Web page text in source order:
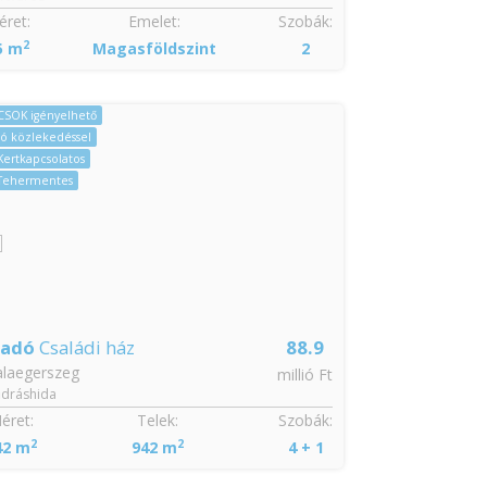
Szobák:
2
m2
Emelet:
Magasföldszint
igényelhető
közlekedéssel
88.9
millió Ft
Családi ház
Szobák:
4 + 1
m2
Telek:
942 m2